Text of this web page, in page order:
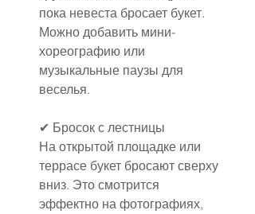
пока невеста бросает букет.
Можно добавить мини-
хореографию или
музыкальные паузы для
веселья.
✔ Бросок с лестницы
На открытой площадке или
террасе букет бросают сверху
вниз. Это смотрится
эффектно на фотографиях,